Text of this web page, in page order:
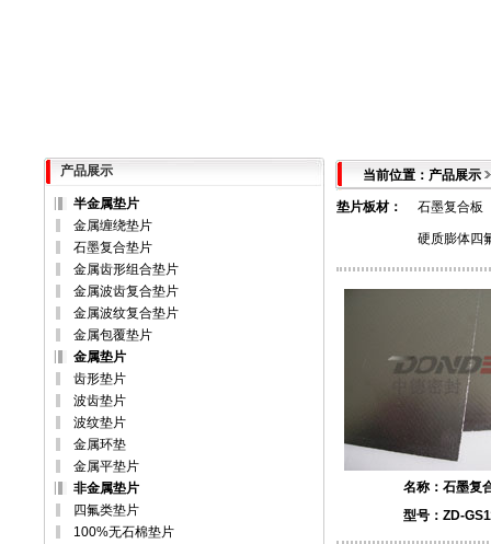
产品展示
半金属垫片
金属缠绕垫片
石墨复合垫片
金属齿形组合垫片
金属波齿复合垫片
金属波纹复合垫片
金属包覆垫片
金属垫片
齿形垫片
波齿垫片
波纹垫片
金属环垫
金属平垫片
非金属垫片
四氟类垫片
100%无石棉垫片
当前位置：产品展示
垫片板材： 石墨复合板
硬质膨体四
名称： 石墨复
型号：ZD-